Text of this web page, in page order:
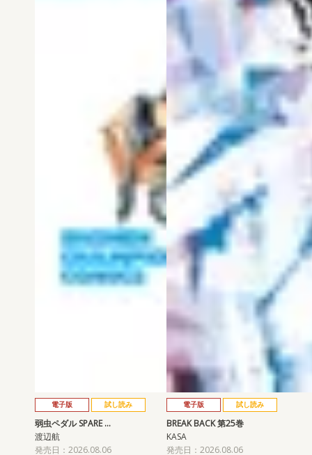
電子版 試し読み
弱虫ペダル SPARE …
渡辺航
発売日：2026.08.06
電子版 試し読み
BREAK BACK 第25巻
KASA
発売日：2026.08.06